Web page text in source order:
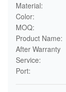
Material:
Color:
MOQ:
Product Name:
After Warranty
Service:
Port: